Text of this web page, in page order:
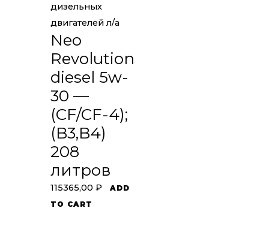
дизельных
двигателей л/а
Neo
Revolution
diesel 5w-
30 —
(CF/CF-4);
(B3,B4)
208
литров
115365,00 ₽
ADD
TO CART